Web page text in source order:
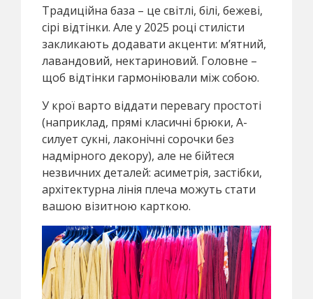
Традиційна база – це світлі, білі, бежеві,
сірі відтінки. Але у 2025 році стилісти
закликають додавати акценти: м’ятний,
лавандовий, нектариновий. Головне –
щоб відтінки гармоніювали між собою.
У крої варто віддати перевагу простоті
(наприклад, прямі класичні брюки, А-
силует сукні, лаконічні сорочки без
надмірного декору), але не бійтеся
незвичних деталей: асиметрія, застібки,
архітектурна лінія плеча можуть стати
вашою візитною карткою.